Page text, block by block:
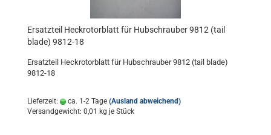
Ersatzteil Heckrotorblatt für Hubschrauber 9812 (tail
blade) 9812-18
Ersatzteil Heckrotorblatt für Hubschrauber 9812 (tail blade)
9812-18
Lieferzeit: ca. 1-2 Tage (Ausland abweichend)
Versandgewicht: 0,01 kg je Stück